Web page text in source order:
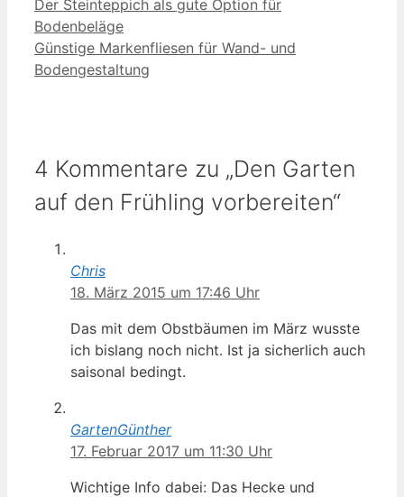
Der Steinteppich als gute Option für
Bodenbeläge
Günstige Markenfliesen für Wand- und
Bodengestaltung
4 Kommentare zu „Den Garten
auf den Frühling vorbereiten“
Chris
18. März 2015 um 17:46 Uhr
Das mit dem Obstbäumen im März wusste
ich bislang noch nicht. Ist ja sicherlich auch
saisonal bedingt.
GartenGünther
17. Februar 2017 um 11:30 Uhr
Wichtige Info dabei: Das Hecke und